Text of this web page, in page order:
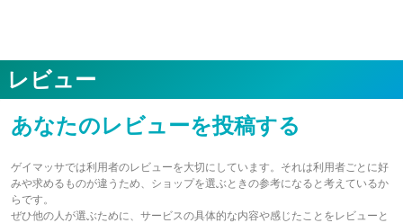
レビュー
あなたのレビューを投稿する
ゲイマッサでは利用者のレビューを大切にしています。それは利用者ごとに好
みや求めるものが違うため、ショップを選ぶときの参考になると考えているか
らです。
ぜひ他の人が選ぶために、サービスの具体的な内容や感じたことをレビューと